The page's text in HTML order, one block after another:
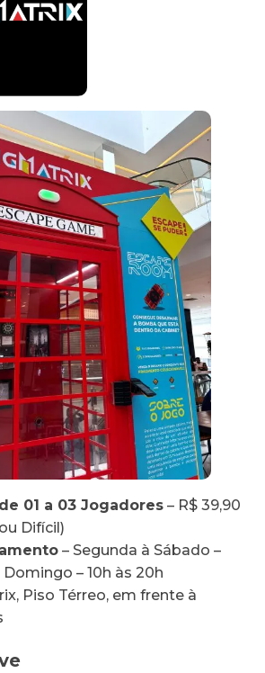
01 a 03 Jogadores – R$ 39,90
Difícil)
– Segunda à Sábado –
Domingo – 10h às 20h
Piso Térreo, em frente à